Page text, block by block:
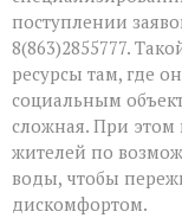
поступлении
8(863)2855777.
ресурсы там, где
социальным
сложная. При
жителей по
воды, чтобы
дискомфортом.